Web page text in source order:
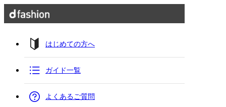
はじめての方へ
ガイド一覧
よくあるご質問